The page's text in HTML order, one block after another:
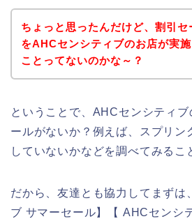
ちょっと思ったんだけど、割引セ
をAHCセンシティブのお店が実
ことってないのかな～？
ということで、AHCセンシティ
ールがないか？例えば、スプリン
していないかなどを調べてみるこ
だから、友達とも協力してまずは
ブ サマーセール】【 AHCセンシ